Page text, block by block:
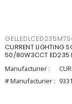
CURRENT LIGHTING
50/80W3CCT ED235
Manufacturier :
# Manufacturier :